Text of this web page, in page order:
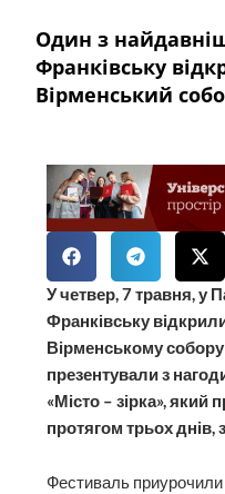
Один з
Франківську
Вірменський
У четвер, 7 травня, у
Франківську
Вірменському
презентували з
«Місто – зірка», який
протягом трьох днів,
Фестиваль приурочили